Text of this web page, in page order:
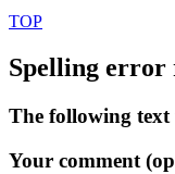
TOP
Spelling error
The following text
Your comment